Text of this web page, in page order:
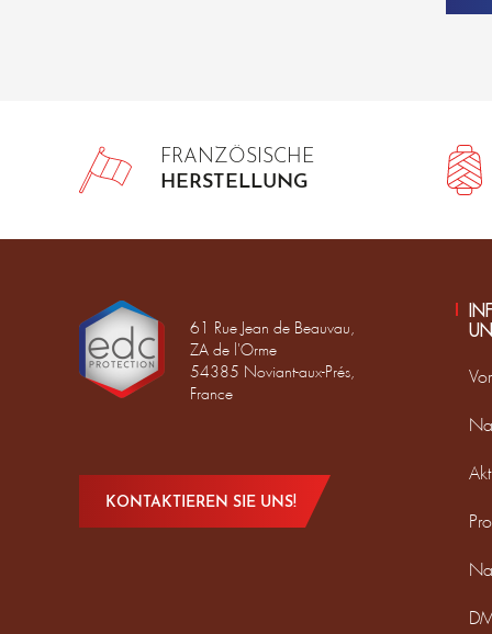
FRANZÖSISCHE
HERSTELLUNG
61 Rue Jean de Beauvau,
ZA de l'Orme
54385 Noviant-aux-Prés,
France
KONTAKTIEREN SIE UNS!